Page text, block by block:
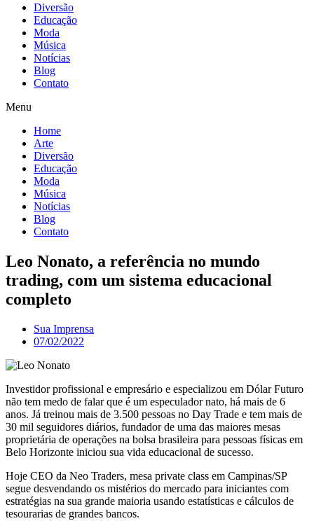
Diversão
Educação
Moda
Música
Notícias
Blog
Contato
Menu
Home
Arte
Diversão
Educação
Moda
Música
Notícias
Blog
Contato
Leo Nonato, a referência no mundo
trading, com um sistema educacional
completo
Sua Imprensa
07/02/2022
Investidor profissional e empresário e especializou em Dólar Futuro
não tem medo de falar que é um especulador nato, há mais de 6
anos. Já treinou mais de 3.500 pessoas no Day Trade e tem mais de
30 mil seguidores diários, fundador de uma das maiores mesas
proprietária de operações na bolsa brasileira para pessoas físicas em
Belo Horizonte iniciou sua vida educacional de sucesso.
Hoje CEO da Neo Traders, mesa private class em Campinas/SP
segue desvendando os mistérios do mercado para iniciantes com
estratégias na sua grande maioria usando estatísticas e cálculos de
tesourarias de grandes bancos.